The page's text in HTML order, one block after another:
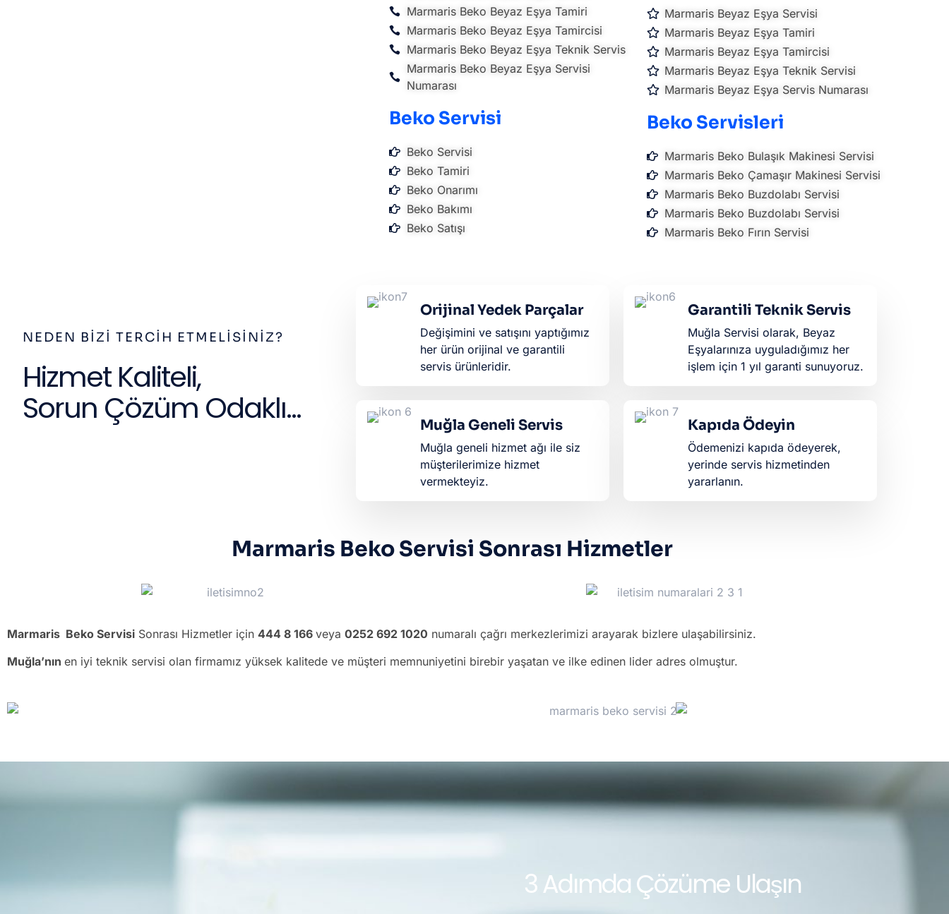
Marmaris Beko Beyaz Eşya Tamiri
Marmaris Beko Beyaz Eşya Tamircisi
Marmaris Beko Beyaz Eşya Teknik Servis
Marmaris Beko Beyaz Eşya Servisi
Numarası
Beko Servisi
Beko Servisi
Beko Tamiri
Beko Onarımı
Beko Bakımı
Beko Satışı
Marmaris Beyaz Eşya Servisi
Marmaris Beyaz Eşya Tamiri
Marmaris Beyaz Eşya Tamircisi
Marmaris Beyaz Eşya Teknik Servisi
Marmaris Beyaz Eşya Servis Numarası
Beko Servisleri
Marmaris Beko Bulaşık Makinesi Servisi
Marmaris Beko Çamaşır Makinesi Servisi
Marmaris Beko Buzdolabı Servisi
Marmaris Beko Buzdolabı Servisi
Marmaris Beko Fırın Servisi
NEDEN BIZI TERCIH ETMELISINIZ?
Hizmet Kaliteli,
Sorun Çözüm Odaklı...
Orijinal Yedek Parçalar
Değişimini ve satışını yaptığımız
her ürün orijinal ve garantili
servis ürünleridir.​
Muğla Geneli Servis
Muğla geneli hizmet ağı ile siz
müşterilerimize hizmet
vermekteyiz.
Garantili Teknik Servis
Muğla Servisi olarak, Beyaz
Eşyalarınıza uyguladığımız her
işlem için 1 yıl garanti sunuyoruz.
Kapıda Ödeyin
Ödemenizi kapıda ödeyerek,
yerinde servis hizmetinden
yararlanın.
Marmaris Beko Servisi Sonrası Hizmetler
Marmaris Beko Servisi Sonrası Hizmetler için 444 8 166 veya 0252 692 1020 numaralı çağrı merkezlerimizi arayarak bizlere ulaşabilirsiniz.
Muğla’nın en iyi teknik servisi olan firmamız yüksek kalitede ve müşteri memnuniyetini birebir yaşatan ve ilke edinen lider adres olmuştur.
3 Adımda Çözüme Ulaşın